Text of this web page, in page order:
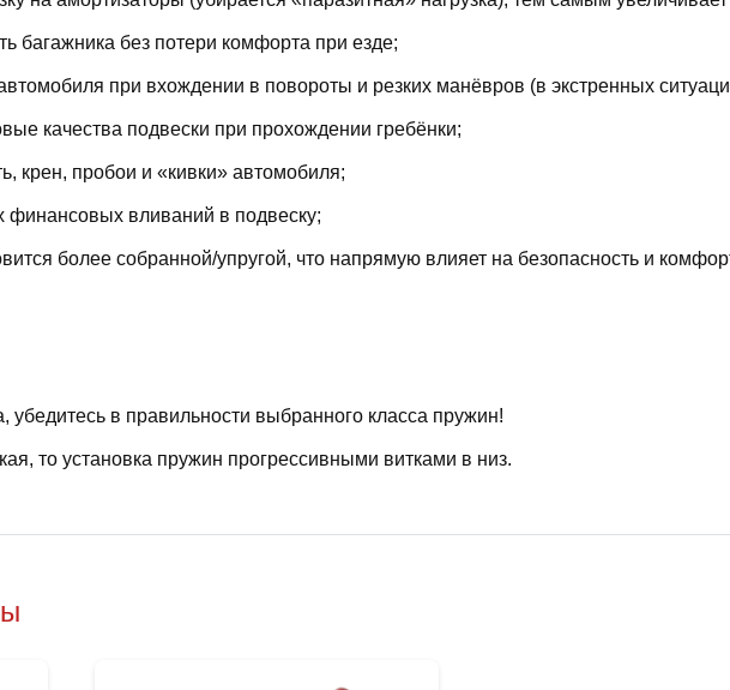
багажника без потери комфорта при езде;
при вхождении в повороты и резких манёвров (в экстренных
качества подвески при прохождении гребёнки;
крен, пробои и «кивки» автомобиля;
финансовых вливаний в подвеску;
более собранной/упругой, что напрямую влияет на безопасность и
в правильности выбранного класса пружин!
то установка пружин прогрессивными витками в низ.